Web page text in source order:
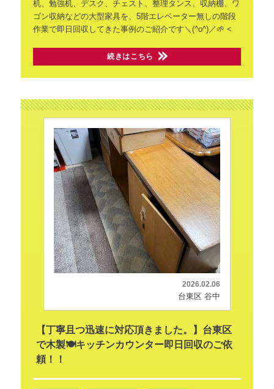
机、勉強机、デスク、チェスト、整理タンス、収納棚、ワ
ゴン収納などの大型家具を、5階エレベーター無しの階段
作業で即日回収してきた事例のご紹介です＼(^o^)／🌱 <
続きはこちら
2026.02.06
台東区 谷中
【丁寧且つ迅速に対応頂きました。】台東区
で木製🍽️キッチンカウンター即日回収のご依
頼！！